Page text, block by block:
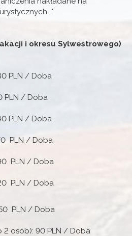
i okresu Sylwestrowego)
PLN / Doba
PLN / Doba
PLN / Doba
PLN / Doba
PLN / Doba
PLN / Doba
PLN / Doba
2 osób): 90 PLN / Doba